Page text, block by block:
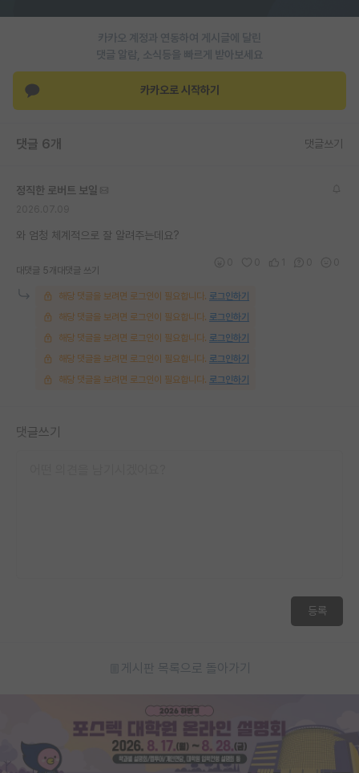
인문사회 계열 게시판
특수/전문대학원 게시판
반도체/AI 게시판
장학금/장학생 게시판
커리어
유학교육
이벤트
반도체 아카데미
재팬라운지 🌸
카카오 계정과 연동하여 게시글에 달린
댓글 알람, 소식등을 빠르게 받아보세요
카카오로 시작하기
댓글 6개 댓글쓰기
정직한 로버트 보일
와 엄청 체계적으로 잘 알려주는데요?
대댓글 5개 대댓글 쓰기
해당 댓글을 보려면 로그인이 필요합니다. 로그인하기
해당 댓글을 보려면 로그인이 필요합니다. 로그인하기
해당 댓글을 보려면 로그인이 필요합니다. 로그인하기
해당 댓글을 보려면 로그인이 필요합니다. 로그인하기
해당 댓글을 보려면 로그인이 필요합니다. 로그인하기
댓글쓰기
등록
게시판 목록으로 돌아가기